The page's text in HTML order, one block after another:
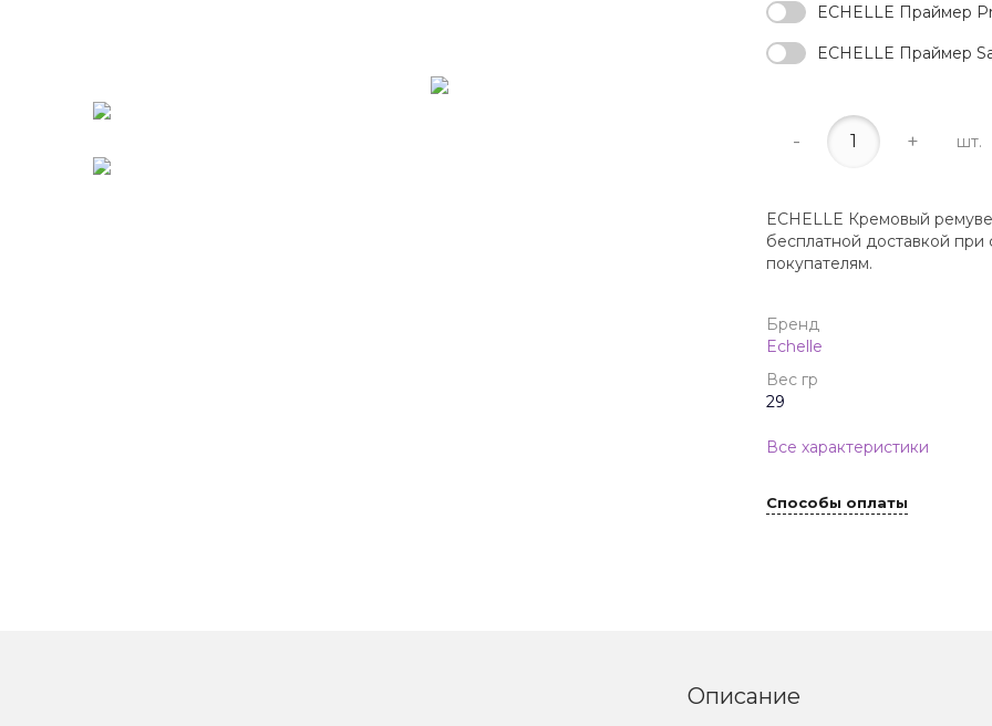
ECHELLE Праймер
ECHELLE Праймер
- + шт.
ECHELLE Кремовый
бесплатной доставкой
покупателям.
Бренд
Echelle
Вес гр
29
Все характеристики
Способы оплаты
Описание